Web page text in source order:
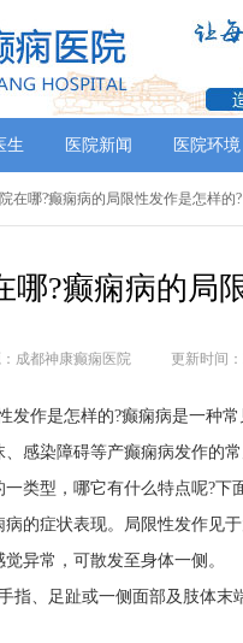
生 医院新闻 医院环境
在哪?癫痫病的局限性发作是怎样的?
哪?癫痫病的局
成都神康癫痫医院 更新时间
发作是怎样的?癫痫病是一种
感染障碍等产癫痫病发作的
类型，哪它有什么特点呢?下
的症状表现。局限性发作见
异常，可散发至身体一侧。
指、足趾或一侧面部及肢体